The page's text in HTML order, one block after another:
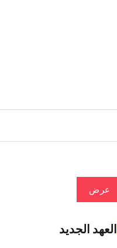
عرض
العهد الجديد